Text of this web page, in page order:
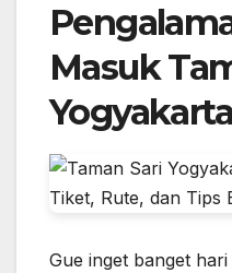
Masuk
Yogyakarta
Gue inget banget